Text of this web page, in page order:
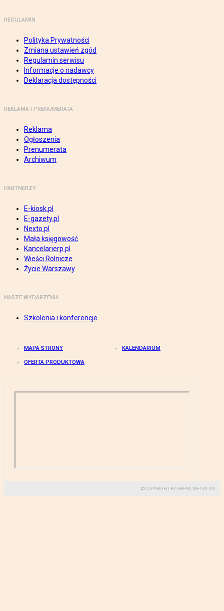
REGULAMIN
Polityka Prywatności
Zmiana ustawień zgód
Regulamin serwisu
Informacje o nadawcy
Deklaracja dostępności
REKLAMA I PRENUMERATA
Reklama
Ogłoszenia
Prenumerata
Archiwum
PARTNERZY
E-kiosk.pl
E-gazety.pl
Nexto.pl
Mała księgowość
Kancelarierp.pl
Wieści Rolnicze
Życie Warszawy
NASZE WYDARZENIA
Szkolenia i konferencje
MAPA STRONY KALENDARIUM
OFERTA PRODUKTOWA
© COPYRIGHT BY GREMI MEDIA SA